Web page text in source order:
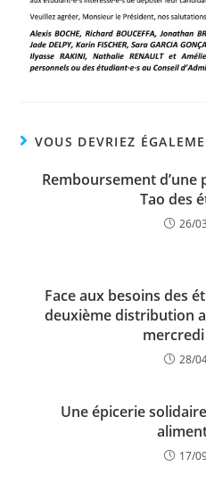
VOUS DEVRIEZ
Remboursement d’une
Tao des
26/
Face aux besoins des
deuxième distribution
28/
Une épicerie
17/